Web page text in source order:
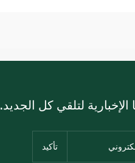
لتلقي كل الجديد.